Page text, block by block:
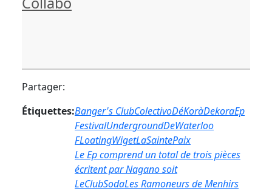
Partager:
Étiquettes:Banger's ClubColectivoDéKoràDekoraEp
FestivalUndergroundDeWaterloo
FLoatingWigetLaSaintePaix
Le Ep comprend un total de trois pièces
écritent par Nagano soit
LeClubSodaLes Ramoneurs de Menhirs